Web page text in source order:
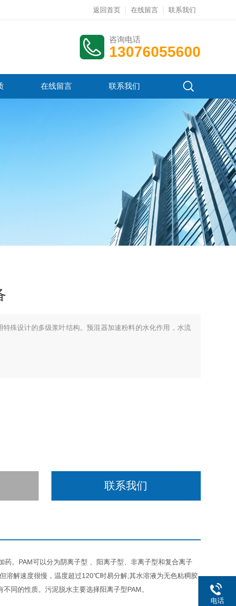
返回首页 在线留言 联系我们
咨询电话
13076055600
在线留言 联系我们
特殊设计的多级浆叶结构。预混器加速粉料的水化作用，水流
联系我们
药。PAM可以分为阴离子型 、阳离子型、非离子型和复合离子
溶解速度很慢，温度超过120℃时易分解;其水溶液为无色粘稠胶
同的性质。污泥脱水主要选择阳离子型PAM。
电话